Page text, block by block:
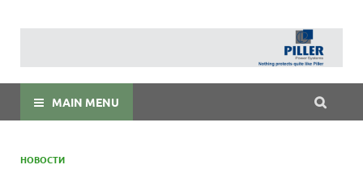
MAIN MENU
НОВОСТИ